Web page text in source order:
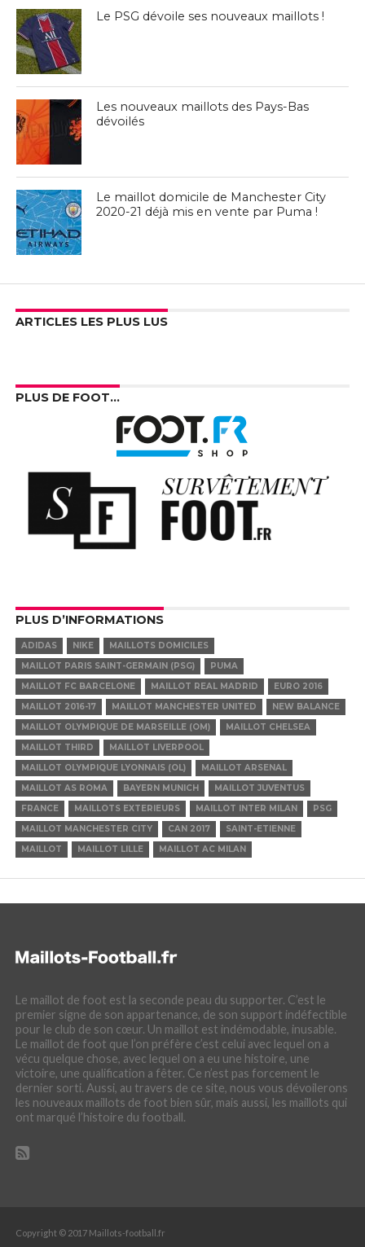
Le PSG dévoile ses nouveaux maillots !
Les nouveaux maillots des Pays-Bas
dévoilés
Le maillot domicile de Manchester City
2020-21 déjà mis en vente par Puma !
ARTICLES LES PLUS LUS
PLUS DE FOOT…
PLUS D’INFORMATIONS
ADIDAS NIKE
MAILLOTS DOMICILES
MAILLOT PARIS SAINT-GERMAIN (PSG)
PUMA
MAILLOT FC BARCELONE
MAILLOT REAL MADRID
EURO 2016
MAILLOT 2016-17
MAILLOT MANCHESTER UNITED
NEW BALANCE
MAILLOT OLYMPIQUE DE MARSEILLE (OM)
MAILLOT CHELSEA
MAILLOT THIRD
MAILLOT LIVERPOOL
MAILLOT OLYMPIQUE LYONNAIS (OL)
MAILLOT ARSENAL
MAILLOT AS ROMA
BAYERN MUNICH
MAILLOT JUVENTUS
FRANCE
MAILLOTS EXTERIEURS MAILLOT INTER MILAN
PSG
MAILLOT MANCHESTER CITY
CAN 2017
SAINT-ETIENNE
MAILLOT
MAILLOT LILLE MAILLOT AC MILAN
Le maillot de foot est la seconde peau du supporter. C’est le
premier signe de son appartenance, de son support indéfectible
pour le club de son cœur. Un maillot est indémodable, inusable.
Le maillot de foot que l’on préfère c’est celui avec lequel on a
vécu quelque chose, avec lequel on a eu une histoire, une
victoire, une qualification a fêter. Ce n’est pas forcement le
dernier sorti. Aussi, au travers de ce site, nous vous dévoilerons
les nouveaux maillots de foot bien sûr, mais aussi, les maillots qui
ont marqué l’histoire du football.
Copyright © 2017 Maillots-football.fr